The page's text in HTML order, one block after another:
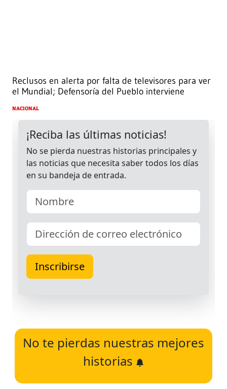
Reclusos en alerta por falta de televisores para ver
el Mundial; Defensoría del Pueblo interviene
NACIONAL
No te pierdas nuestras mejores
historias